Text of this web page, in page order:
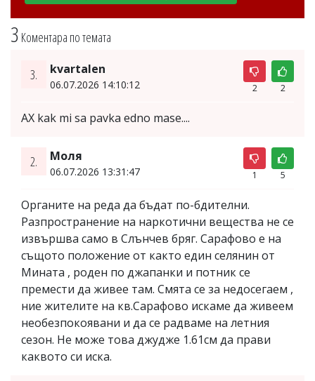
3 Коментара по темата
3. kvartalen
06.07.2026 14:10:12 2 2
AX kak mi sa pavka edno mase....
2. Моля
06.07.2026 13:31:47 1 5
Органите на реда да бъдат по-бдителни.
Разпространение на наркотични вещества не се
извършва само в Слънчев бряг. Сарафово е на
същото положение от както един селянин от
Мината , роден по джапанки и потник се
премести да живее там. Смята се за недосегаем ,
ние жителите на кв.Сарафово искаме да живеем
необезпокоявани и да се радваме на летния
сезон. Не може това джудже 1.61см да прави
каквото си иска.